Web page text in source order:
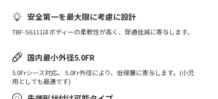
安全第一を最大限に考慮に設計
TBF-S6111はボディーの柔軟性が高く、穿通低減に寄与します。
国内最小外径5.0FR
5.0Frシース対応。 5.0Fr外径により、低侵襲に寄与します。(小児
用としても最適です)